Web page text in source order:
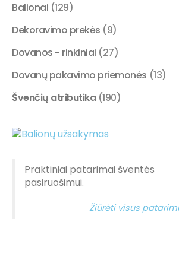
Balionai (129)
Dekoravimo prekės (9)
Dovanos - rinkiniai (27)
Dovanų pakavimo priemonės (13)
Švenčių atributika (190)
Praktiniai patarimai šventės
pasiruošimui.
Žiūrėti visus